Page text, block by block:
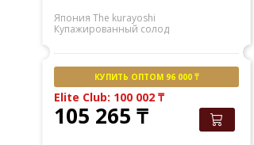
Япония The kurayoshi
Купажированный солод
КУПИТЬ ОПТОМ 96 000 ₸
Elite Club: 100 002₸
105 265₸